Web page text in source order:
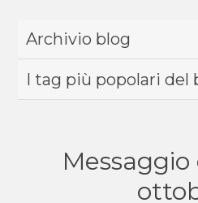
Archivio blog
I tag più popolari del
Messaggio